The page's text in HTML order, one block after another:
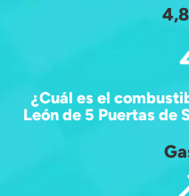
¿Cuál es el
León de 5 Puertas de